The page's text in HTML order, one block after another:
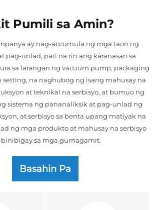
Pumili sa Amin?
ay nag-accumula ng mga taon ng
pag-unlad, pati na rin ang karanasan sa
sa larangan ng vacuum pump, packaging
setting, na naghubog ng isang mahusay na
at teknikal na serbisyo, at bumuo ng
sistema ng pananaliksik at pag-unlad ng
at serbisyo sa benta upang matiyak na
ng mga produkto at mahusay na serbisyo
sa mga gumagamit.
Basahin Pa